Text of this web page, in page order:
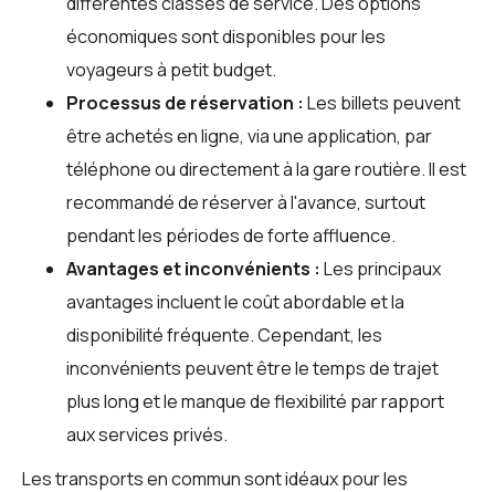
économiques sont disponibles pour les
voyageurs à petit budget.
Processus de réservation : Les billets peuvent
être achetés en ligne, via une application, par
téléphone ou directement à la gare routière. Il est
recommandé de réserver à l'avance, surtout
pendant les périodes de forte affluence.
Avantages et inconvénients : Les principaux
avantages incluent le coût abordable et la
disponibilité fréquente. Cependant, les
inconvénients peuvent être le temps de trajet
plus long et le manque de flexibilité par rapport
aux services privés.
Les transports en commun sont idéaux pour les